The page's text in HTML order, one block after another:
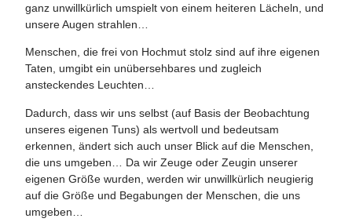
ganz unwillkürlich umspielt von einem heiteren Lächeln, und
unsere Augen strahlen…
Menschen, die frei von Hochmut stolz sind auf ihre eigenen
Taten, umgibt ein unübersehbares und zugleich
ansteckendes Leuchten…
Dadurch, dass wir uns selbst (auf Basis der Beobachtung
unseres eigenen Tuns) als wertvoll und bedeutsam
erkennen, ändert sich auch unser Blick auf die Menschen,
die uns umgeben… Da wir Zeuge oder Zeugin unserer
eigenen Größe wurden, werden wir unwillkürlich neugierig
auf die Größe und Begabungen der Menschen, die uns
umgeben…